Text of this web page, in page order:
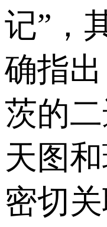
记”，
确指
茨的
天图
密切